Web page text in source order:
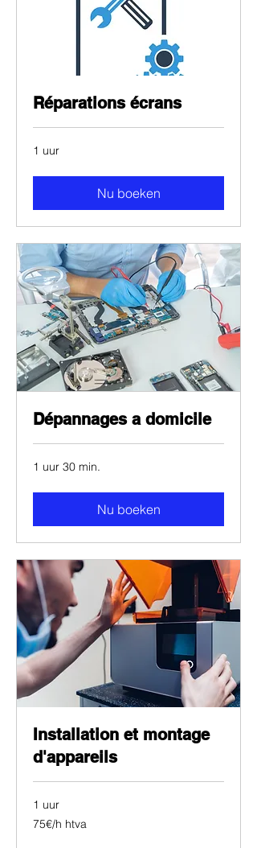
Réparations écrans
1 uur
Nu boeken
Dépannages a domicile
1 uur 30 min.
Nu boeken
Installation et montage
d'appareils
1 uur
75€/h
htva
75€/h htva